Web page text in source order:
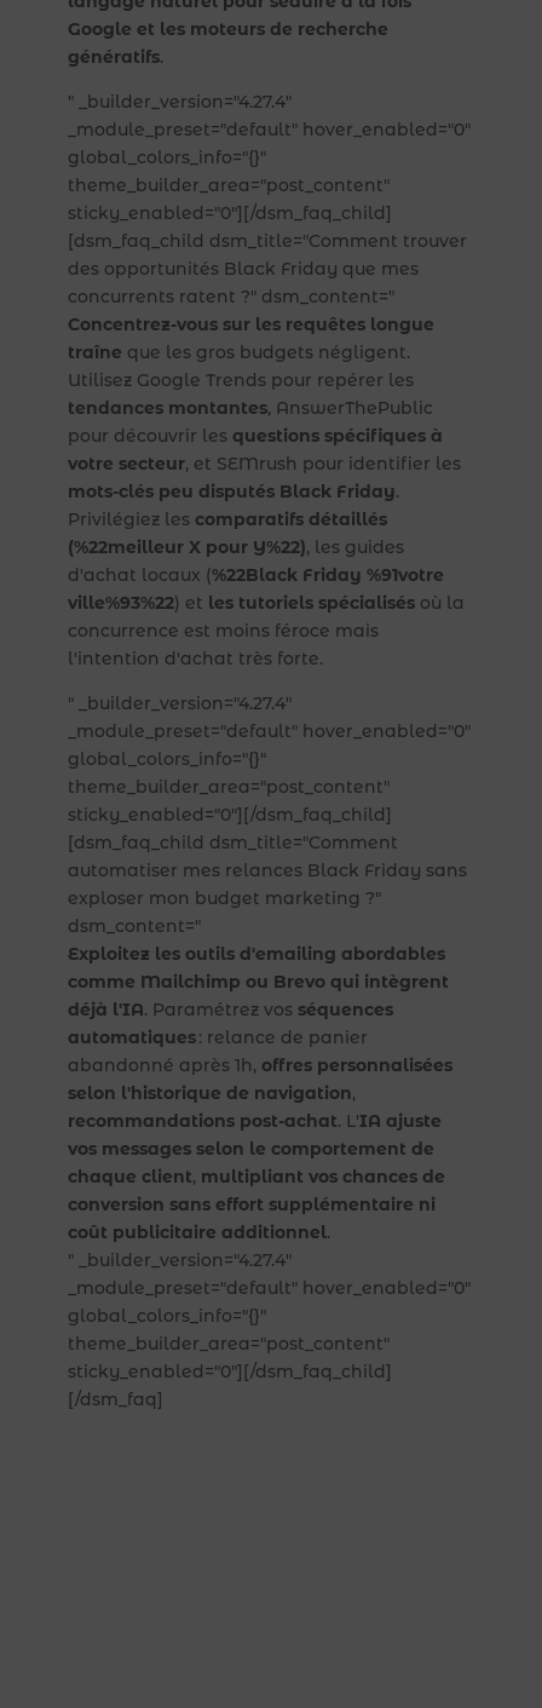
Google et les moteurs de recherche
génératifs.
" _builder_version="4.27.4"
_module_preset="default" hover_enabled="0"
global_colors_info="{}"
theme_builder_area="post_content"
sticky_enabled="0"][/dsm_faq_child]
[dsm_faq_child dsm_title="Comment trouver
des opportunités Black Friday que mes
concurrents ratent ?" dsm_content="
Concentrez-vous sur les requêtes longue
traîne que les gros budgets négligent.
Utilisez Google Trends pour repérer les
tendances montantes, AnswerThePublic
pour découvrir les questions spécifiques à
votre secteur, et SEMrush pour identifier les
mots-clés peu disputés Black Friday.
Privilégiez les comparatifs détaillés
(%22meilleur X pour Y%22), les guides
d'achat locaux (%22Black Friday %91votre
ville%93%22) et les tutoriels spécialisésoù la
concurrence est moins féroce mais
l'intention d'achat très forte.
" _builder_version="4.27.4"
_module_preset="default" hover_enabled="0"
global_colors_info="{}"
theme_builder_area="post_content"
sticky_enabled="0"][/dsm_faq_child]
[dsm_faq_child dsm_title="Comment
automatiser mes relances Black Friday sans
exploser mon budget marketing ?"
dsm_content="
Exploitez les outils d'emailing abordables
comme Mailchimp ou Brevo qui intègrent
déjà l'IA. Paramétrez vos séquences
automatiques: relance de panier
abandonné après 1h, offres personnalisées
selon l'historique de navigation,
recommandations post-achat. L'IA ajuste
vos messages selon le comportement de
chaque client, multipliant vos chances de
conversion sans effort supplémentaire ni
coût publicitaire additionnel.
" _builder_version="4.27.4"
_module_preset="default" hover_enabled="0"
global_colors_info="{}"
theme_builder_area="post_content"
sticky_enabled="0"][/dsm_faq_child]
[/dsm_faq]